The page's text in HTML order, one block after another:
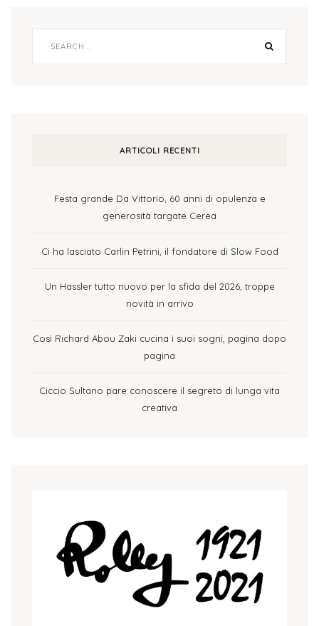
ARTICOLI RECENTI
Festa grande Da Vittorio, 60 anni di opulenza e
generosità targate Cerea
Ci ha lasciato Carlin Petrini, il fondatore di Slow Food
Un Hassler tutto nuovo per la sfida del 2026, troppe
novità in arrivo
Così Richard Abou Zaki cucina i suoi sogni, pagina dopo
pagina
Ciccio Sultano pare conoscere il segreto di lunga vita
creativa